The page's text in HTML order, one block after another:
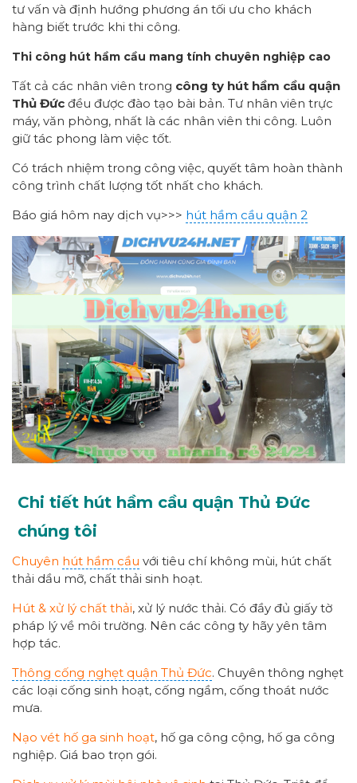
tư vấn và định hướng phương án tối ưu cho khách
hàng biết trước khi thi công.
Thi công hút hầm cầu mang tính chuyên nghiệp cao
Tất cả các nhân viên trong công ty hút hầm cầu quận
Thủ Đức đều được đào tạo bài bản. Tư nhân viên trực
máy, văn phòng, nhất là các nhân viên thi công. Luôn
giữ tác phong làm việc tốt.
Có trách nhiệm trong công việc, quyết tâm hoàn thành
công trình chất lượng tốt nhất cho khách.
Báo giá hôm nay dịch vụ>>> hút hầm cầu quận 2
Chi tiết hút hầm cầu quận Thủ Đức
chúng tôi
Chuyên hút hầm cầu với tiêu chí không mùi, hút chất
thải dầu mỡ, chất thải sinh hoạt.
Hút & xử lý chất thải, xử lý nước thải. Có đầy đủ giấy tờ
pháp lý về môi trường. Nên các công ty hãy yên tâm
hợp tác.
Thông cống nghẹt quận Thủ Đức. Chuyên thông nghẹt
các loại cống sinh hoạt, cống ngầm, cống thoát nước
mưa.
Nạo vét hố ga sinh hoạt, hố ga công cộng, hố ga công
nghiệp. Giá bao trọn gói.